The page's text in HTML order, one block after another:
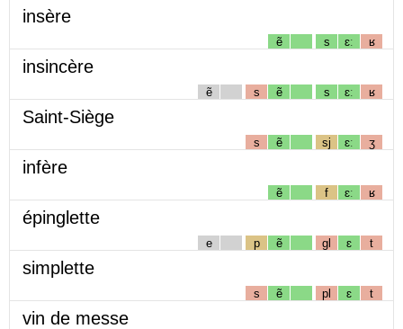
insère
ẽ s ɛː ʁ
insincère
ẽ s ẽ s ɛː ʁ
Saint-Siège
s ẽ sj ɛː ʒ
infère
ẽ f ɛː ʁ
épinglette
e p ẽ gl ɛ t
simplette
s ẽ pl ɛ t
vin de messe